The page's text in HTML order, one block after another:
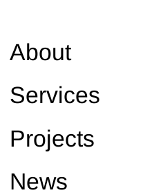
About
Services
Projects
News